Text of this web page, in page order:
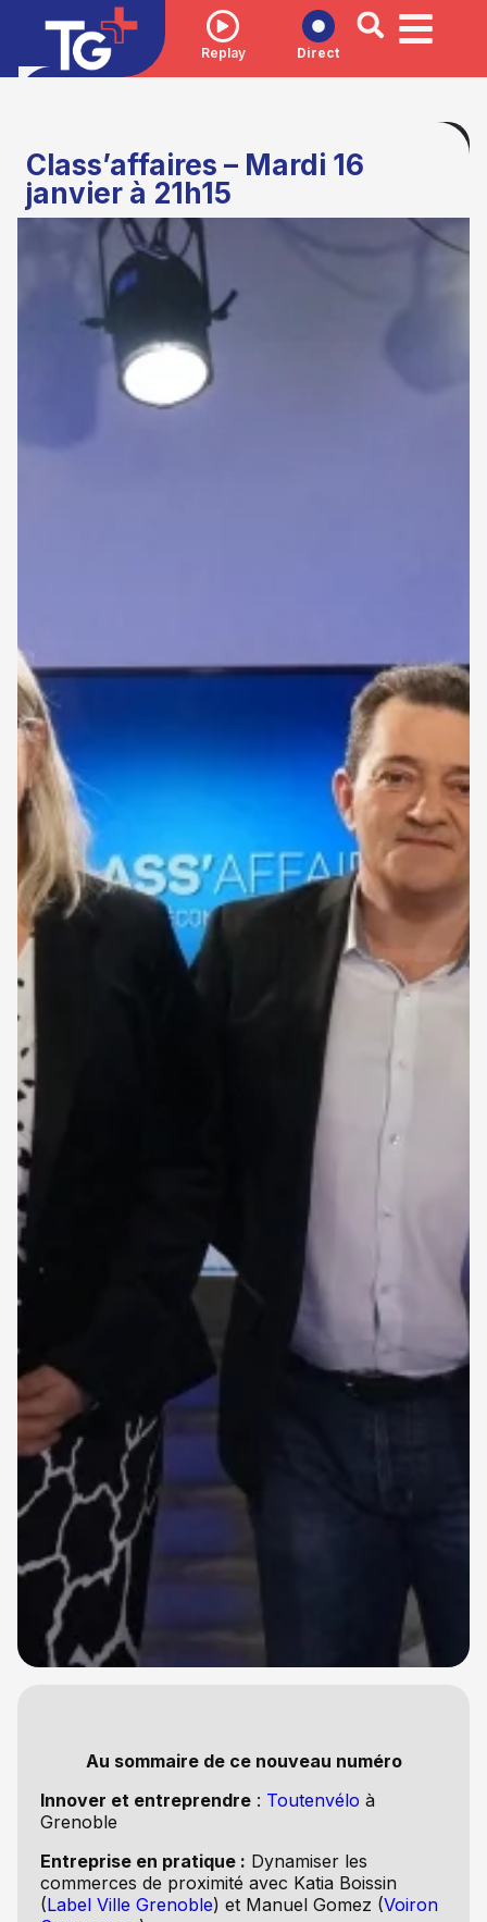
Replay Direct
Class’affaires – Mardi 16
janvier à 21h15
Au sommaire de ce nouveau numéro
Innover et entreprendre: Toutenvélo à
Grenoble
Entreprise en pratique : Dynamiser les
commerces de proximité avec Katia Boissin
(Label Ville Grenoble) et Manuel Gomez (Voiron